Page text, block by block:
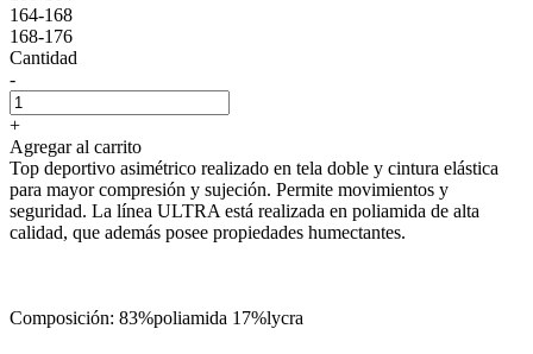
164-168
168-176
Cantidad
-
+
Agregar al carrito
Top deportivo asimétrico realizado en tela doble y cintura elástica
para mayor compresión y sujeción. Permite movimientos y
seguridad. La línea ULTRA está realizada en poliamida de alta
calidad, que además posee propiedades humectantes.
Composición: 83%poliamida 17%lycra